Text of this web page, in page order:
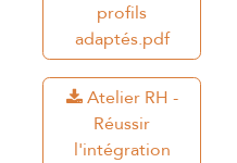
profils
adaptés.pdf
Atelier RH -
Réussir
l'intégration